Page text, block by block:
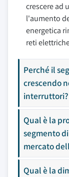
crescere ad
l'aumento
energetica
reti
Perché il
crescendo
interruttori?
Qual è la
segmento
mercato
Qual è la